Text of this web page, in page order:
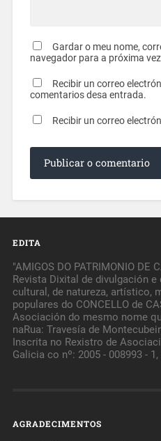
Gardar o meu nome,
navegador para a próxima
Recibir un correo
comentarios desa entrada.
Recibir un correo
EDITA
"AMIGOS DO PATRIMONIO DE
Revista Dixital de divulgación
cultural, de natureza, artístico,
populares do CONCELLO de
Asociación do mesmo nome
naRua: Travesía de
Inscrita no Rexistro de
Galicia co nº: 2005 - 008993 -
AGRADECIMENTOS